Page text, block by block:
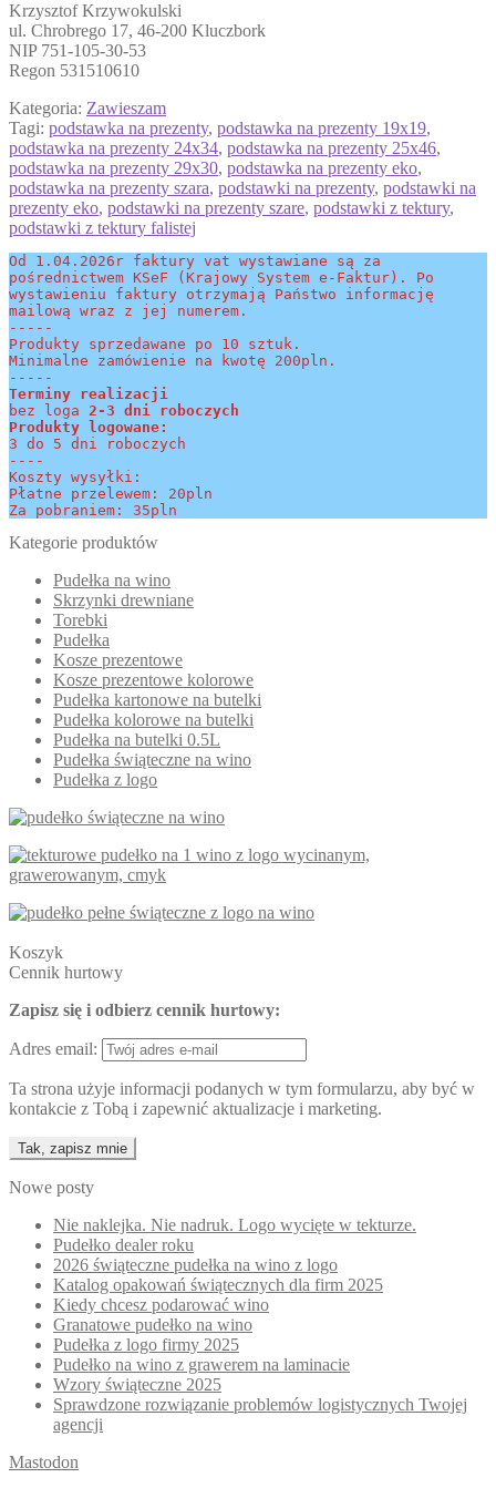
Krzysztof Krzywokulski
ul. Chrobrego 17, 46-200 Kluczbork
NIP 751-105-30-53
Regon 531510610
Kategoria: Zawieszam
Tagi: podstawka na prezenty, podstawka na prezenty 19x19,
podstawka na prezenty 24x34, podstawka na prezenty 25x46,
podstawka na prezenty 29x30, podstawka na prezenty eko,
podstawka na prezenty szara, podstawki na prezenty, podstawki na
prezenty eko, podstawki na prezenty szare, podstawki z tektury,
podstawki z tektury falistej
Od 1.04.2026r faktury vat wystawiane są za
pośrednictwem KSeF (Krajowy System e-Faktur). Po
wystawieniu faktury otrzymają Państwo informację
mailową wraz z jej numerem.
-----
Produkty sprzedawane po 10 sztuk.
Minimalne zamówienie na kwotę 200pln.
-----
Terminy realizacji
bez loga 2-3 dni roboczych
Produkty logowane:
3 do 5 dni roboczych
----
Koszty wysyłki:
Płatne przelewem: 20pln
Za pobraniem: 35pln
Kategorie produktów
Pudełka na wino
Skrzynki drewniane
Torebki
Pudełka
Kosze prezentowe
Kosze prezentowe kolorowe
Pudełka kartonowe na butelki
Pudełka kolorowe na butelki
Pudełka na butelki 0.5L
Pudełka świąteczne na wino
Pudełka z logo
Koszyk
Cennik hurtowy
Zapisz się i odbierz cennik hurtowy:
Adres email:
Ta strona użyje informacji podanych w tym formularzu, aby być w
kontakcie z Tobą i zapewnić aktualizacje i marketing.
Nowe posty
Nie naklejka. Nie nadruk. Logo wycięte w tekturze.
Pudełko dealer roku
2026 świąteczne pudełka na wino z logo
Katalog opakowań świątecznych dla firm 2025
Kiedy chcesz podarować wino
Granatowe pudełko na wino
Pudełka z logo firmy 2025
Pudełko na wino z grawerem na laminacie
Wzory świąteczne 2025
Sprawdzone rozwiązanie problemów logistycznych Twojej
agencji
Mastodon